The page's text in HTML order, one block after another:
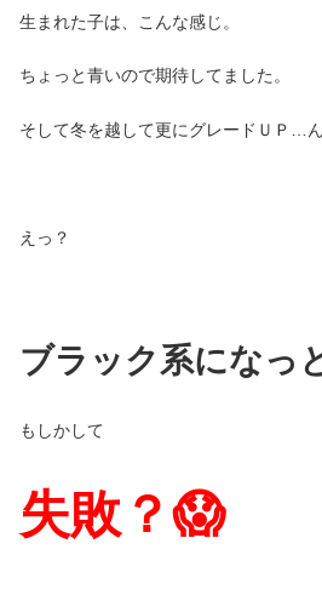
生まれた子は、こんな感じ。
ちょっと青いので期待してました。
そして冬を越して更にグレードＵＰ…
えっ？
ブラック系になっ
もしかして
失敗？😱